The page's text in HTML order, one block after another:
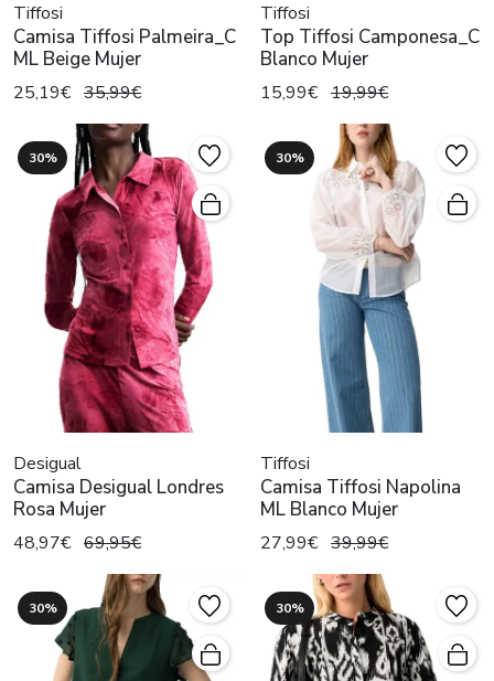
Tiffosi
Camisa Tiffosi Palmeira_C
ML Beige Mujer
25,19€ 35,99€
Tiffosi
Top Tiffosi Camponesa_C
Blanco Mujer
15,99€ 19,99€
30%
Desigual
Camisa Desigual Londres
Rosa Mujer
48,97€ 69,95€
30%
Tiffosi
Camisa Tiffosi Napolina
ML Blanco Mujer
27,99€ 39,99€
30% 30%